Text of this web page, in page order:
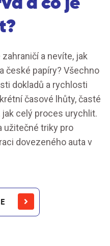
a nevíte, jak
české papíry? Všechno
dokladů a rychlosti
časové lhůty, časté
jak celý proces urychlit.
užitečné triky pro
dovezeného auta v